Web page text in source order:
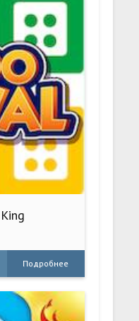
Подробнее